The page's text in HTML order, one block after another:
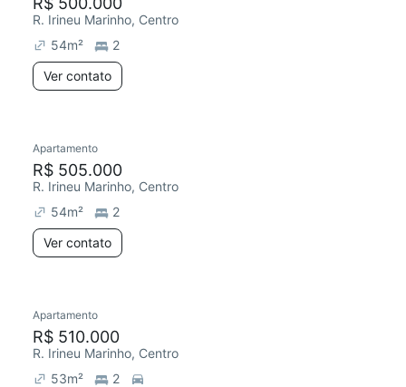
R. Irineu Marinho, Centro
54m²
2
Ver contato
Apartamento
R$ 505.000
R. Irineu Marinho, Centro
54m²
2
Ver contato
Apartamento
R$ 510.000
R. Irineu Marinho, Centro
53m²
2